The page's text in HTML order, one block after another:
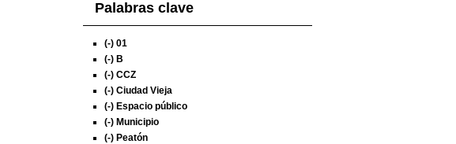
Palabras clave
(-) 01
(-) B
(-) CCZ
(-) Ciudad Vieja
(-) Espacio público
(-) Municipio
(-) Peatón